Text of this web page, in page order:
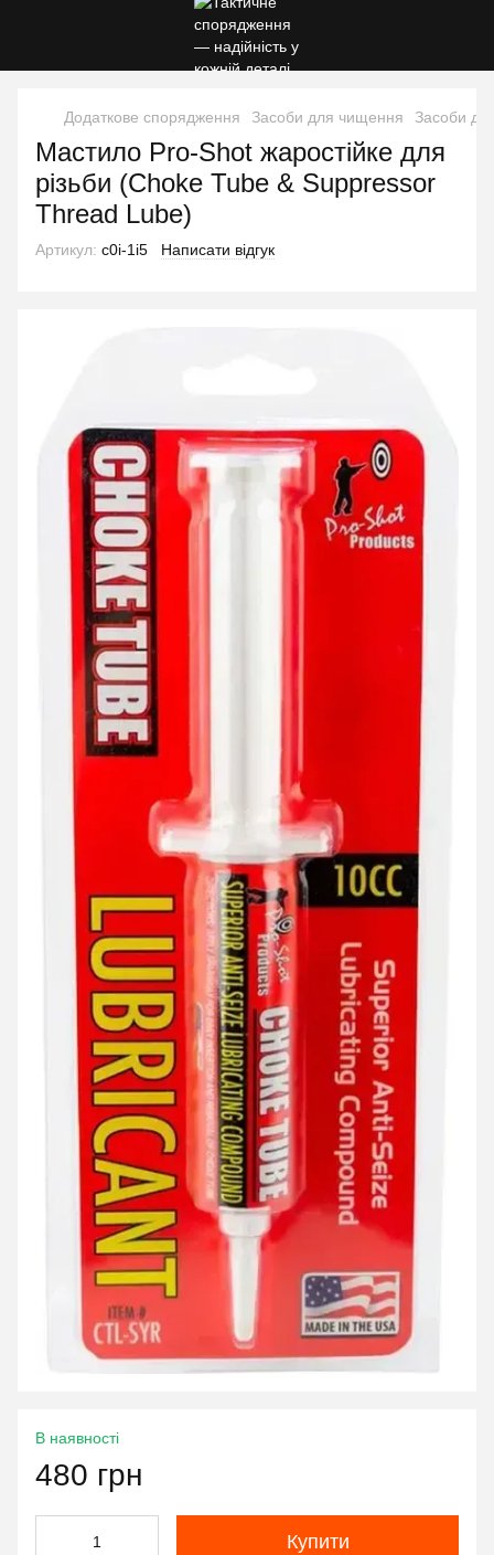
Додаткове спорядження Засоби для чищення Засоби
Мастило Pro-Shot жаростійке для
різьби (Choke Tube & Suppressor
Thread Lube)
Артикул: c0i-1i5 Написати відгук
В наявності
480 грн
Купити